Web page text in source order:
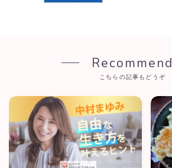
Recommend
こちらの記事もどうぞ